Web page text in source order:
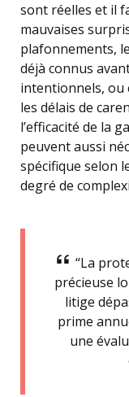
sont réelles et il
mauvaises
plafonnements,
déjà connus
intentionnels, ou
les délais de
l’efficacité de la
peuvent aussi
spécifique selon
degré de
“La
précieuse
litige
prime
une